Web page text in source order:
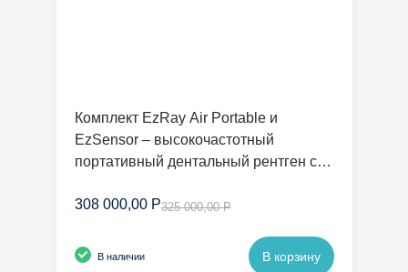
Комплект EzRay Air Portable и
EzSensor – высокочастотный
портативный дентальный рентген с
308 000,00 Р325 000,00 Р
В наличии В корзину